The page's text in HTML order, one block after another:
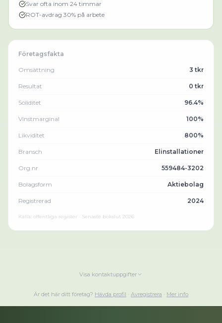
Svar ofta inom 24 timmar
ROT-avdrag 30% på arbete
Företagsfakta
Omsättning 3 tkr
Resultat 0 tkr
Soliditet 96.4%
Vinstmarginal 100%
Likviditet 800%
Bransch Elinstallationer
Org.nr 559484-3202
Bolagsform Aktiebolag
Registrerad 2024
Källa: offentliga register · Senaste bokslut 2026
Visa kontaktuppgifter
Är det här ditt företag? Hävda profil · Avregistrera · Mer info